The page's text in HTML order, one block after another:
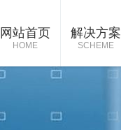
网站首页
HOME
解决方案
SCHEME